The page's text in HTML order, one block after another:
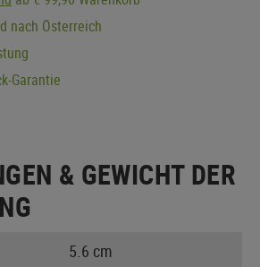
nach Österreich
Garantie
& GEWICHT DER
5.6 cm